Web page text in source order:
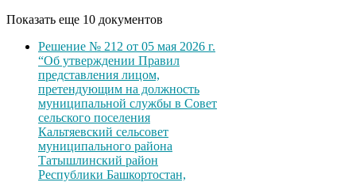
Показать еще 10 документов
Решение № 212 от 05 мая 2026 г.
“Об утверждении Правил
представления лицом,
претендующим на должность
муниципальной службы в Совет
сельского поселения
Кальтяевский сельсовет
муниципального района
Татышлинский район
Республики Башкортостан,